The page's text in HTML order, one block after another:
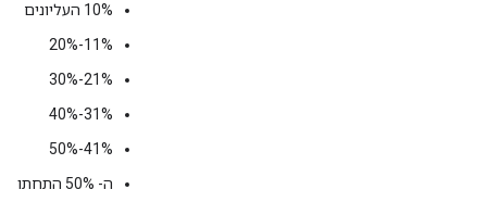
10% העליונים
11%-‏20%
21%-‏30%
31%-‏40%
41%-‏50%
ה- 50% התחתונים